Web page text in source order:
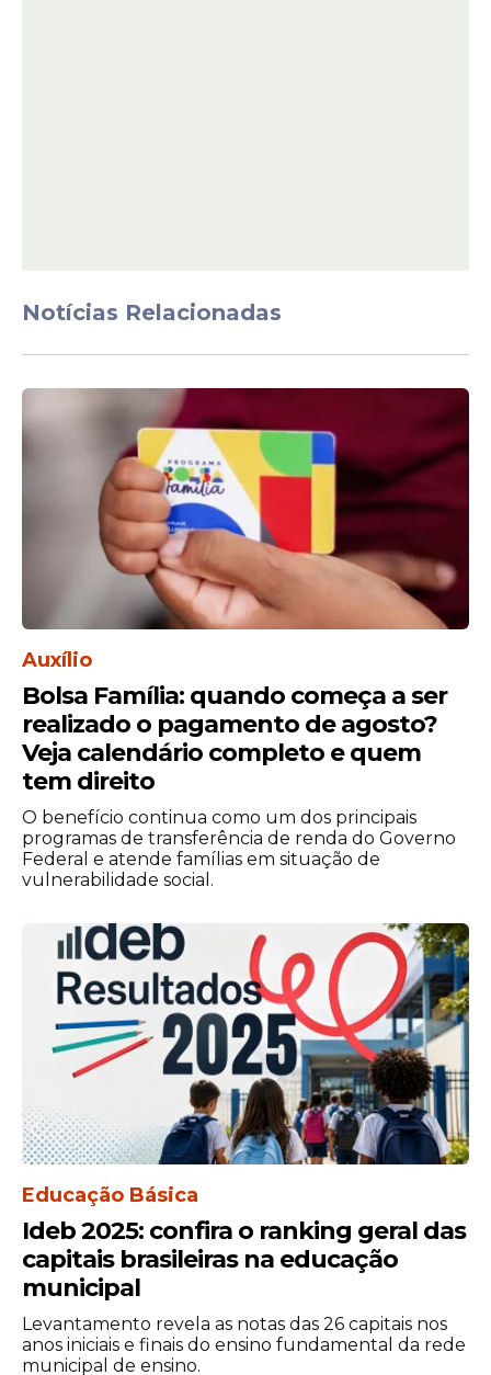
Notícias Relacionadas
Auxílio
Bolsa Família: quando começa a ser
realizado o pagamento de agosto?
Veja calendário completo e quem
tem direito
O benefício continua como um dos principais
programas de transferência de renda do Governo
Federal e atende famílias em situação de
vulnerabilidade social.
Educação Básica
Ideb 2025: confira o ranking geral das
capitais brasileiras na educação
municipal
Levantamento revela as notas das 26 capitais nos
anos iniciais e finais do ensino fundamental da rede
municipal de ensino.